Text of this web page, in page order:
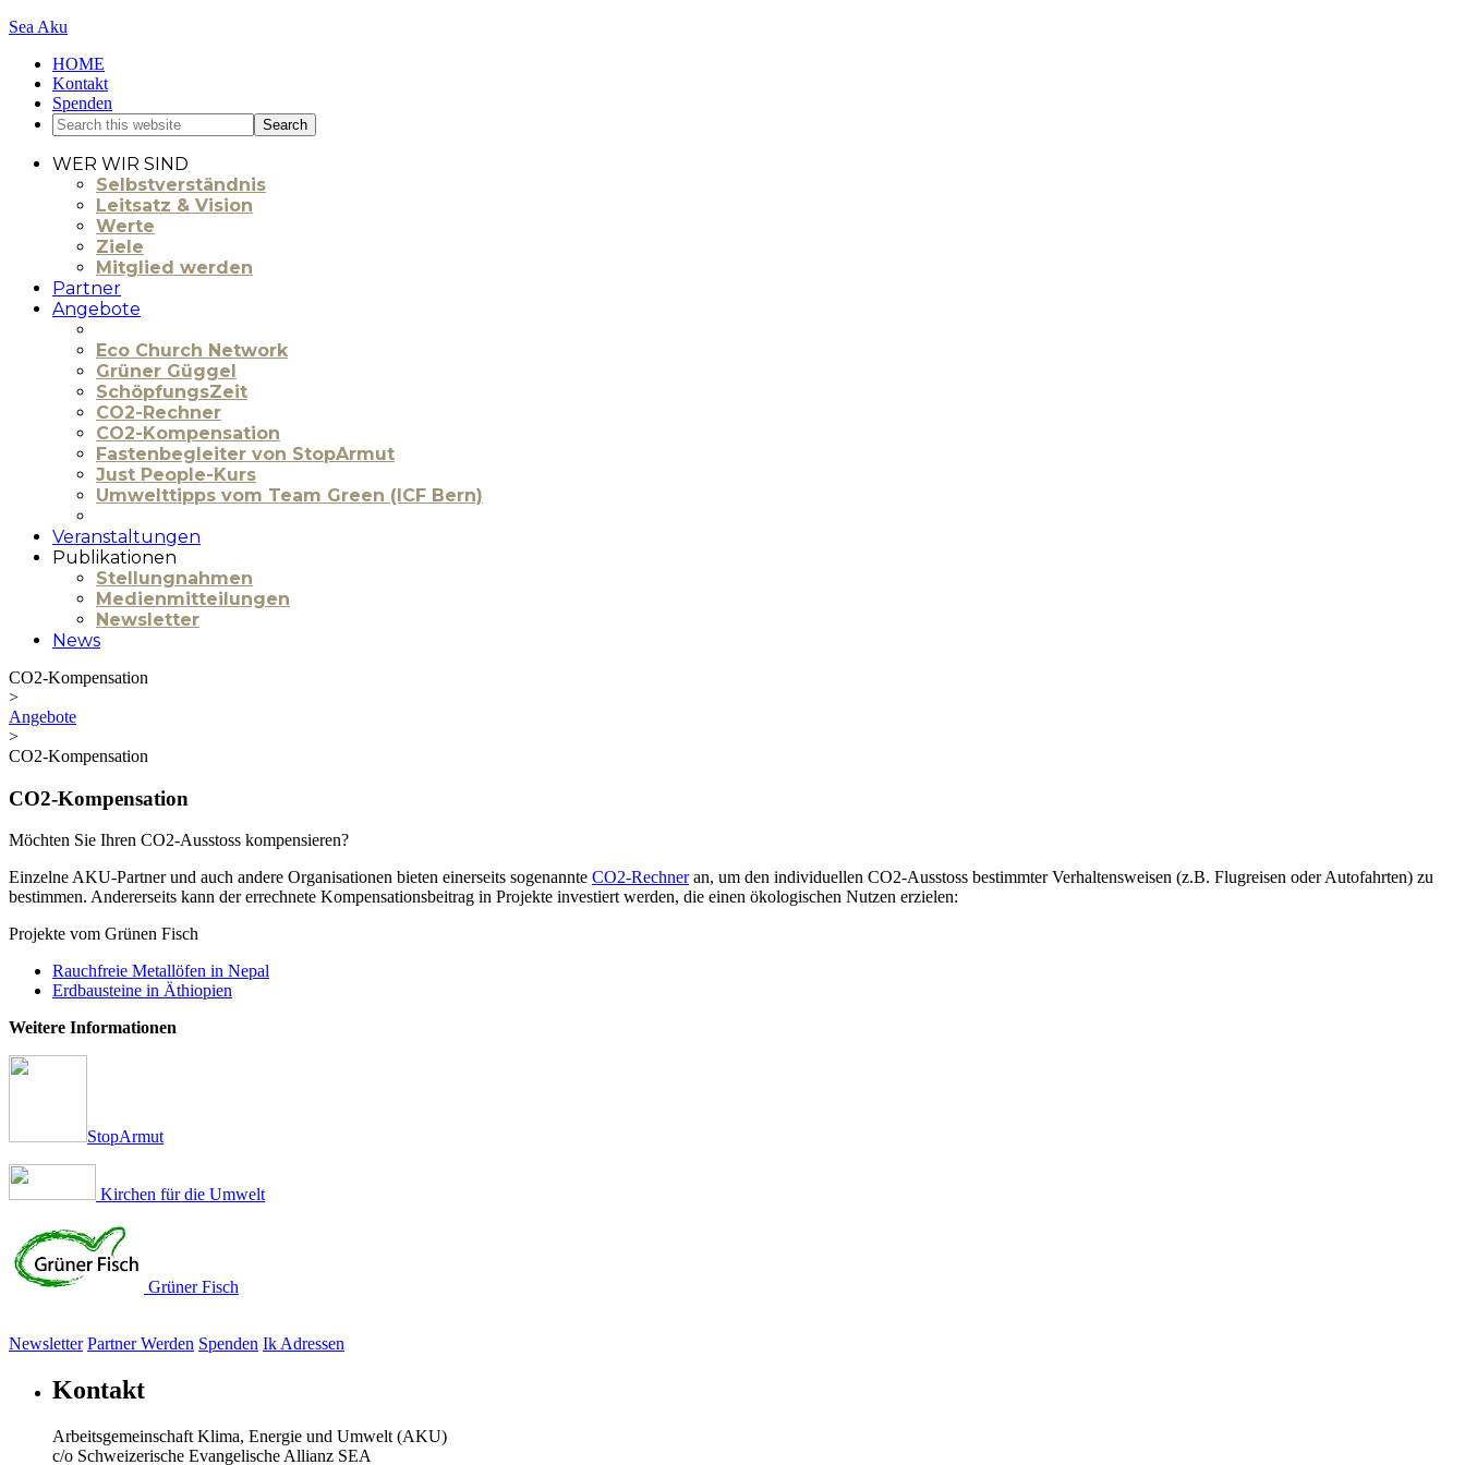
Sea Aku
HOME
Kontakt
Spenden
WER WIR SIND
Selbstverständnis
Leitsatz & Vision
Werte
Ziele
Mitglied werden
Partner
Angebote
Eco Church Network
Grüner Güggel
SchöpfungsZeit
CO2-Rechner
CO2-Kompensation
Fastenbegleiter von StopArmut
Just People-Kurs
Umwelttipps vom Team Green (ICF Bern)
Veranstaltungen
Publikationen
Stellungnahmen
Medienmitteilungen
Newsletter
News
CO2-Kompensation
>
Angebote
>
CO2-Kompensation
CO2-Kompensation
Möchten Sie Ihren CO2-Ausstoss kompensieren?
Einzelne AKU-Partner und auch andere Organisationen bieten einerseits sogenannte CO2-Rechneran, um den individuellen CO2-Ausstoss bestimmter Verhaltensweisen (z.B. Flugreisen oder Autofahrten) zu
bestimmen. Andererseits kann der errechnete Kompensationsbeitrag in Projekte investiert werden, die einen ökologischen Nutzen erzielen:
Projekte vom Grünen Fisch
Rauchfreie Metallöfen in Nepal
Erdbausteine in Äthiopien
Weitere Informationen
StopArmut
Kirchen für die Umwelt
Grüner Fisch
Newsletter Partner Werden Spenden Ik Adressen
Kontakt
Arbeitsgemeinschaft Klima, Energie und Umwelt (AKU)
c/o Schweizerische Evangelische Allianz SEA